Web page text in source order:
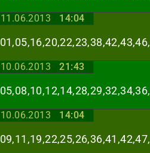
11.06.2013 14:04
01,05,16,20,22,23,38,42,43,46,
10.06.2013 21:43
05,08,10,12,14,28,29,32,34,36,
10.06.2013 14:04
09,11,19,22,25,26,36,41,42,47,